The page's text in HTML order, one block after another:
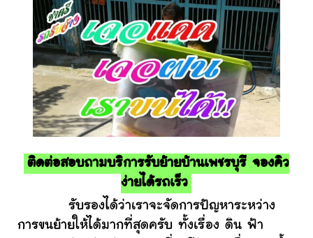
ติดต่อสอบถามบริการรับย้ายบ้านเพชรบุรี จองคิว
ง่ายได้รถเร็ว
รับรองได้ว่าเราจะจัดการปัญหาระหว่าง
การขนย้ายให้ได้มากที่สุดครับ ทั้งเรื่อง ดิน ฟ้า